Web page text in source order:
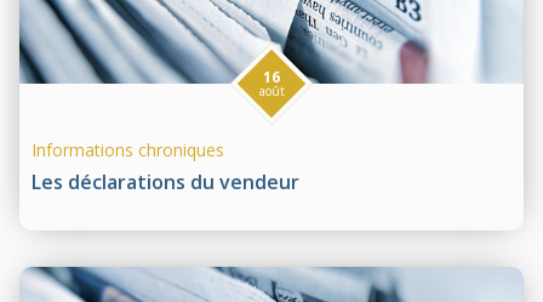
Les déclarations du vendeur
16
août
Informations chroniques